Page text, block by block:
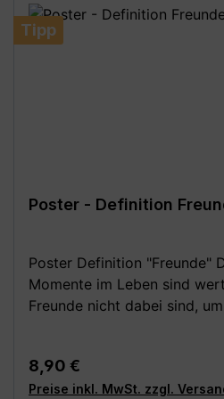
42 cm (DIN A3) - 30 x 40
A2) - 50 x 70 cm (DIN B2) -
A1) - 70 x 100 cm (DIN B1) **Aufgrund von
Tipp
Poster - Definition
Poster Definition "Freunde" Die schönsten
Momente im Leben sind
Freunde nicht dabei sind,
Geschenkidee, um deinen
deine beste Freundin mit
Regulärer Preis:
8,90 €
Preise inkl. MwSt. zzgl.